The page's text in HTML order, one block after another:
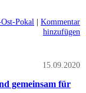
Pokal | Kommentar
hinzufügen
15.09.2020
gemeinsam für